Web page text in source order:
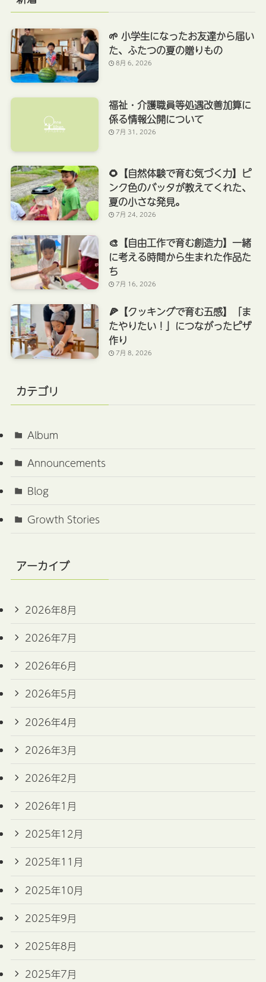
🌱 小学生になったお友達から届い
た、ふたつの夏の贈りもの
8月 6, 2026
福祉・介護職員等処遇改善加算に
係る情報公開について
7月 31, 2026
🌻【自然体験で育む気づく力】ピ
ンク色のバッタが教えてくれた、
夏の小さな発見。
7月 24, 2026
🎨【自由工作で育む創造力】一緒
に考える時間から生まれた作品た
ち
7月 16, 2026
🍕【クッキングで育む五感】「ま
たやりたい！」につながったピザ
作り
7月 8, 2026
カテゴリ
Album
Announcements
Blog
Growth Stories
アーカイブ
2026年8月
2026年7月
2026年6月
2026年5月
2026年4月
2026年3月
2026年2月
2026年1月
2025年12月
2025年11月
2025年10月
2025年9月
2025年8月
2025年7月